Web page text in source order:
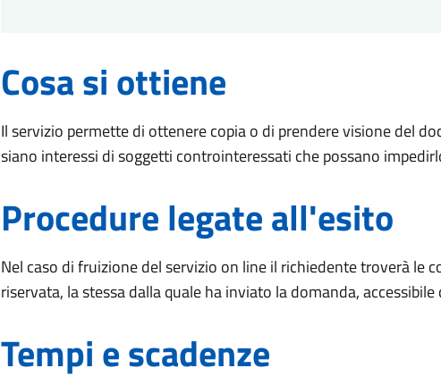
Cosa si ottiene
Il servizio permette di ottenere copia o di prendere visione del
siano interessi di soggetti controinteressati che possano
Procedure legate all'esito
Nel caso di fruizione del servizio on line il richiedente troverà le
riservata, la stessa dalla quale ha inviato la domanda, accessibile
Tempi e scadenze